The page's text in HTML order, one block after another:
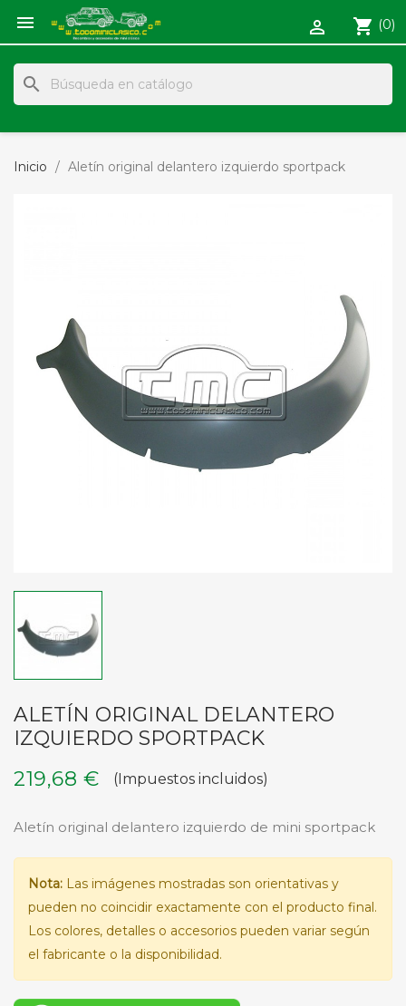
 shopping_cart (0)

search
Inicio Aletín original delantero izquierdo sportpack
ALETÍN ORIGINAL DELANTERO
IZQUIERDO SPORTPACK
219,68 €
(Impuestos incluidos)
Aletín original delantero izquierdo de mini sportpack
Nota: Las imágenes mostradas son orientativas y
pueden no coincidir exactamente con el producto final.
Los colores, detalles o accesorios pueden variar según
el fabricante o la disponibilidad.